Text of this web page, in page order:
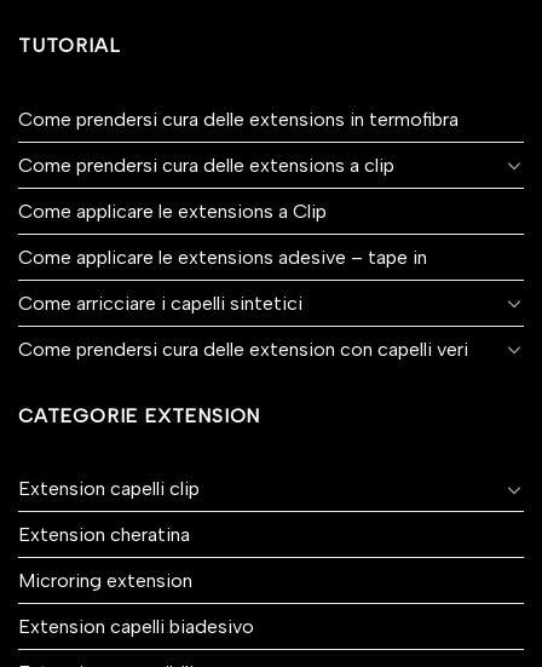
TUTORIAL
Come prendersi cura delle extensions in termofibra
Come prendersi cura delle extensions a clip
Come applicare le extensions a Clip
Come applicare le extensions adesive – tape in
Come arricciare i capelli sintetici
Come prendersi cura delle extension con capelli veri
CATEGORIE EXTENSION
Extension capelli clip
Extension cheratina
Microring extension
Extension capelli biadesivo